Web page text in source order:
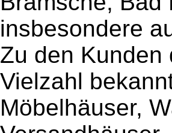
insbesondere
Zu den Kunden
Vielzahl
Möbelhäuser,